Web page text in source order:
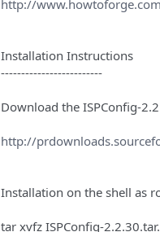
http://
Installation Instructions
-------------------------
Download the ISPConfig-
http://
Installation on the shell as
tar xvfz ISPConfig-